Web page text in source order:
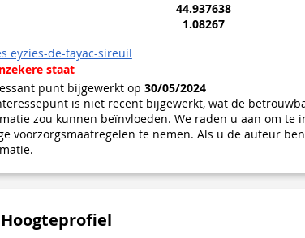
44.937638
1.08267
eyzies-de-tayac-sireuil
staat
punt bijgewerkt op 30/05/2024
is niet recent bijgewerkt, wat de
zou kunnen beïnvloeden. We raden u aan om te
voorzorgsmaatregelen te nemen. Als u de auteur
Hoogteprofiel